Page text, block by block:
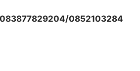
0852103284